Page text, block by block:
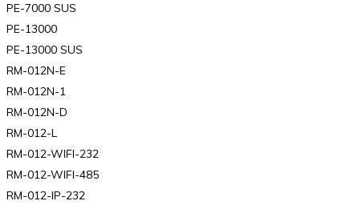
PE-7000 SUS
PE-13000
PE-13000 SUS
RM-012N-E
RM-012N-1
RM-012N-D
RM-012-L
RM-012-WIFI-232
RM-012-WIFI-485
RM-012-IP-232